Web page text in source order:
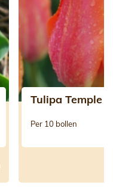
Tulipa Temple
Per 10 bollen